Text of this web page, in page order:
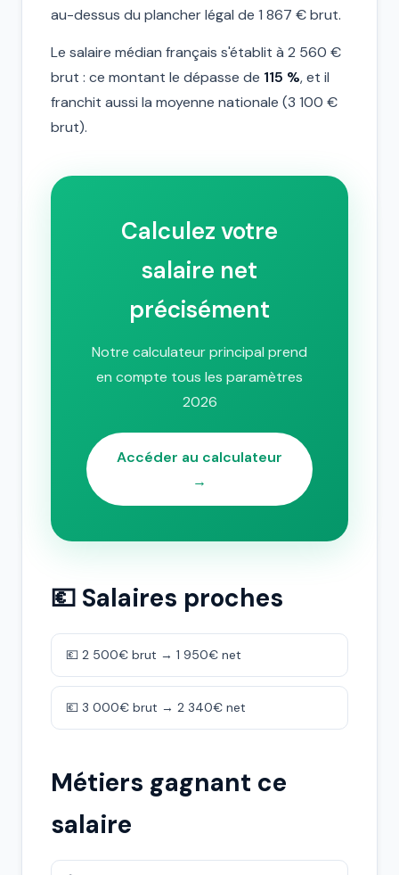
au-dessus du plancher légal de 1 867 € brut.
Le salaire médian français s'établit à 2 560 €
brut : ce montant le dépasse de 115 %, et il
franchit aussi la moyenne nationale (3 100 €
brut).
Calculez votre
salaire net
précisément
Notre calculateur principal prend
en compte tous les paramètres
2026
Accéder au calculateur
→
💶 Salaires proches
💶 2 500€ brut → 1 950€ net
💶 3 000€ brut → 2 340€ net
Métiers gagnant ce
salaire